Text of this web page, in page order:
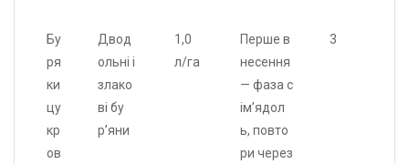
Бу
ря
ки
цу
кр
ов
Двод
ольні і
злако
ві бу
р’яни
1,0
л/га
Перше в
несення
— фаза с
ім’ядол
ь, повто
ри через
3